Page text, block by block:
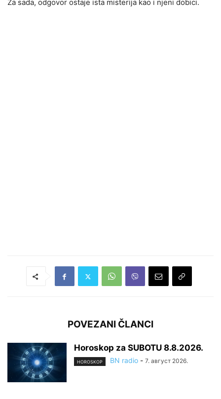
Za sada, odgovor ostaje ista misterija kao i njeni dobici.
POVEZANI ČLANCI
Horoskop za SUBOTU 8.8.2026.
HOROSKOP BN radio - 7. август 2026.